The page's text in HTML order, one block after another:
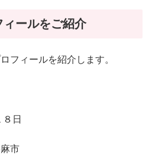
ールをご紹介
フィールを紹介します。
日
市